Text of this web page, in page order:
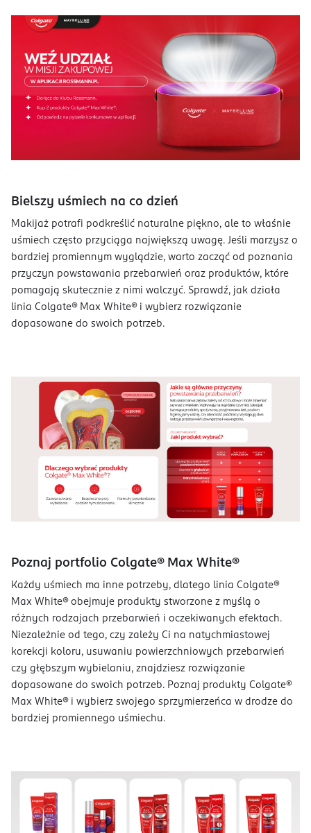
Bielszy uśmiech na co dzień
Makijaż potrafi podkreślić naturalne piękno, ale to właśnie
uśmiech często przyciąga największą uwagę. Jeśli marzysz o
bardziej promiennym wyglądzie, warto zacząć od poznania
przyczyn powstawania przebarwień oraz produktów, które
pomagają skutecznie z nimi walczyć. Sprawdź, jak działa
linia Colgate® Max White® i wybierz rozwiązanie
dopasowane do swoich potrzeb.
Poznaj portfolio Colgate® Max White®
Każdy uśmiech ma inne potrzeby, dlatego linia Colgate®
Max White® obejmuje produkty stworzone z myślą o
różnych rodzajach przebarwień i oczekiwanych efektach.
Niezależnie od tego, czy zależy Ci na natychmiastowej
korekcji koloru, usuwaniu powierzchniowych przebarwień
czy głębszym wybielaniu, znajdziesz rozwiązanie
dopasowane do swoich potrzeb. Poznaj produkty Colgate®
Max White® i wybierz swojego sprzymierzeńca w drodze do
bardziej promiennego uśmiechu.